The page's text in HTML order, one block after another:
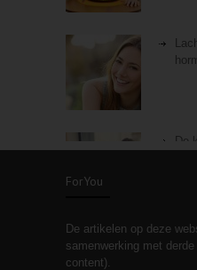
De
ForYou
De artikelen op deze
samenwerking met
content).